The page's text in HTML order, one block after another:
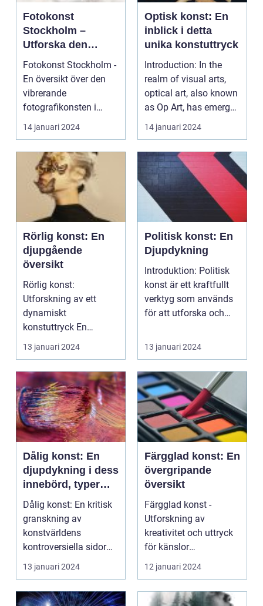
Fotokonst
Stockholm –
Utforska den
pulserande
världen av
fotografisk konst i
Sveriges
huvudstad
Fotokonst Stockholm -
En översikt över den
vibrerande
fotografikonsten i
Sverige Introduktion:
Foto...
14 januari 2024
Optisk konst: En
inblick i detta
unika konstuttryck
Introduction: In the
realm of visual arts,
optical art, also known
as Op Art, has emerged
as a disti...
14 januari 2024
Rörlig konst: En
djupgående
översikt
Rörlig konst:
Utforskning av ett
dynamiskt
konstuttryck En
13 januari 2024
Politisk konst: En
Djupdykning
Introduktion: Politisk
konst är ett kraftfullt
verktyg som används
för att utforska och
13 januari 2024
Dålig konst: En
djupdykning i dess
innebörd, typer
och mätningar
Dålig konst: En kritisk
granskning av
konstvärldens
kontroversiella sidor
Översikt över "dålig
kon...
13 januari 2024
Färgglad konst: En
övergripande
översikt
Färgglad konst -
Utforskning av
kreativitet och uttryck
för känslor
Introduktion: Färg är
en kraftf...
12 januari 2024